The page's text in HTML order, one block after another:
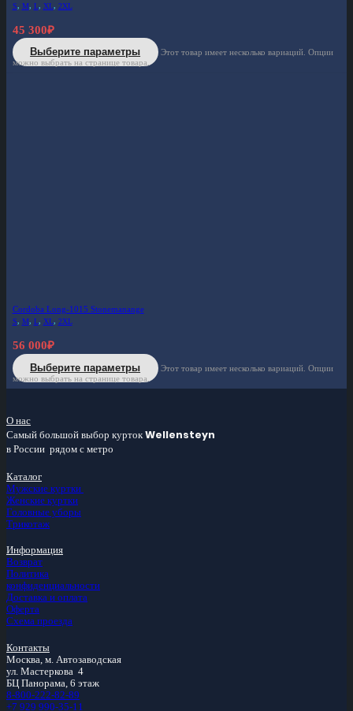
S, M, L, XL, 2XL
45 300₽
Выберите параметры
Этот товар имеет несколько вариаций. Опции
можно выбрать на странице товара.
Cordoba Long-1015 Stonemanange
S, M, L, XL, 2XL
56 000₽
Выберите параметры
Этот товар имеет несколько вариаций. Опции
можно выбрать на странице товара.
О нас
Самый большойвыбор куртокWellensteyn
в России рядом с метро
Каталог
Мужские куртки
Женские куртки
Головные уборы
Трикотаж
Информация
Возврат
Политика
конфиденциальности
Доставка и оплата
Оферта
Схема проезда
Контакты
Москва, м. Автозаводская
ул. Мастеркова 4
БЦ Панорама, 6 этаж
8-800-222-82-89
+7 929 990-35-11